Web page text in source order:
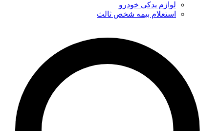
لوازم یدکی خودرو
استعلام بیمه شخص ثالث